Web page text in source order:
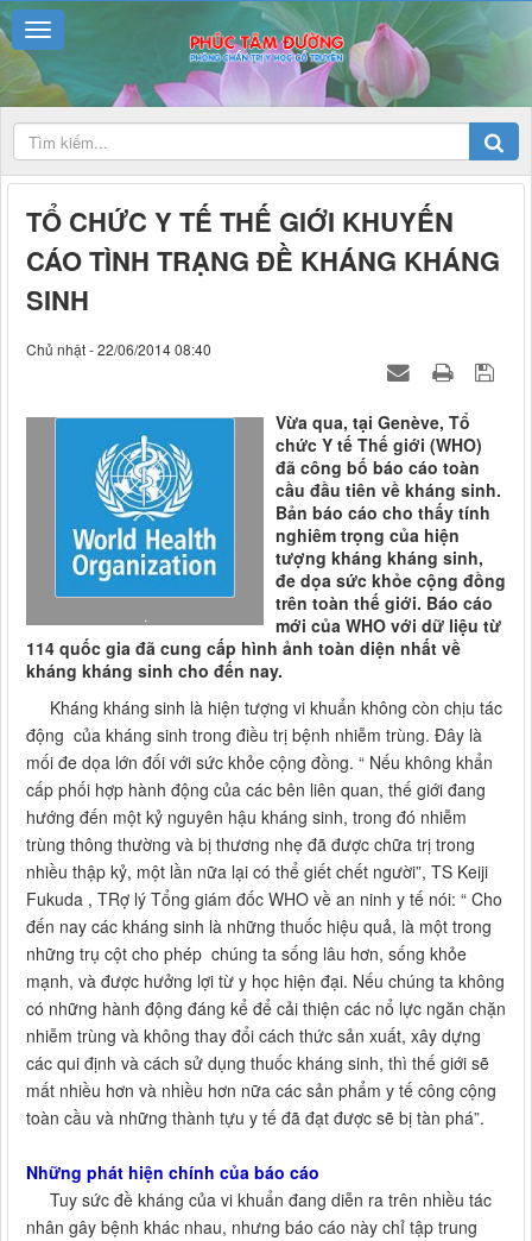
TỔ CHỨC Y TẾ THẾ GIỚI KHUYẾN
CÁO TÌNH TRẠNG ĐỀ KHÁNG KHÁNG
SINH
Chủ nhật - 22/06/2014 08:40
.
Vừa qua, tại Genève, Tổ
chức Y tế Thế giới (WHO)
đã công bố báo cáo toàn
cầu đầu tiên về kháng sinh.
Bản báo cáo cho thấy tính
nghiêm trọng của hiện
tượng kháng kháng sinh,
đe dọa sức khỏe cộng đồng
trên toàn thế giới. Báo cáo
mới của WHO với dữ liệu từ
114 quốc gia đã cung cấp hình ảnh toàn diện nhất về
kháng kháng sinh cho đến nay.
Kháng kháng sinh là hiện tượng vi khuẩn không còn chịu tác
động của kháng sinh trong điều trị bệnh nhiễm trùng. Đây là
mối đe dọa lớn đối với sức khỏe cộng đồng. “ Nếu không khẩn
cấp phối hợp hành động của các bên liên quan, thế giới đang
hướng đến một kỷ nguyên hậu kháng sinh, trong đó nhiễm
trùng thông thường và bị thương nhẹ đã được chữa trị trong
nhiều thập kỷ, một lần nữa lại có thể giết chết người”, TS Keiji
Fukuda , TRợ lý Tổng giám đốc WHO về an ninh y tế nói: “ Cho
đến nay các kháng sinh là những thuốc hiệu quả, là một trong
những trụ cột cho phép chúng ta sống lâu hơn, sống khỏe
mạnh, và được hưởng lợi từ y học hiện đại. Nếu chúng ta không
có những hành động đáng kể để cải thiện các nổ lực ngăn chặn
nhiễm trùng và không thay đổi cách thức sản xuất, xây dựng
các qui định và cách sử dụng thuốc kháng sinh, thì thế giới sẽ
mất nhiều hơn và nhiều hơn nữa các sản phẩm y tế công cộng
toàn cầu và những thành tựu y tế đã đạt được sẽ bị tàn phá”.
Những phát hiện chính của báo cáo
Tuy sức đề kháng của vi khuẩn đang diễn ra trên nhiều tác
nhân gây bệnh khác nhau, nhưng báo cáo này chỉ tập trung